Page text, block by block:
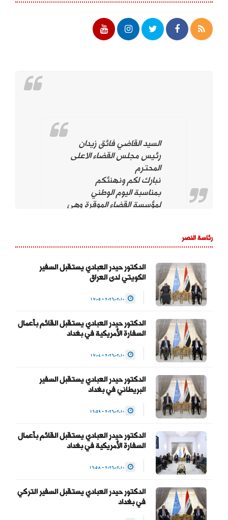
السيد القاضي فائق زيدان
رئيس مجلس القضاء الاعلى
المحترم
نبارك لكم ونهنئكم
بمناسبة اليوم الوطني
لمؤسسة القضاء الموقرة وهي
المواطنين وحماية التجربة
الديمقراطية والتداول السلمي
للسلطة والحفاظ على…
العبادي
(@HaiderAlAbadi)
January 23, 2026
رئاسة النصر
الدكتور حيدر العبادي يستقبل السفير
الكويتي لدى العراق
الدكتور حيدر العبادي يستقبل القائم بأعمال
السفارة الأمريكية في بغداد
الدكتور حيدر العبادي يستقبل السفير
البريطاني في بغداد
الدكتور حيدر العبادي يستقبل القائم بأعمال
السفارة الأمريكية في بغداد
الدكتور حيدر العبادي يستقبل السفير التركي
في بغداد